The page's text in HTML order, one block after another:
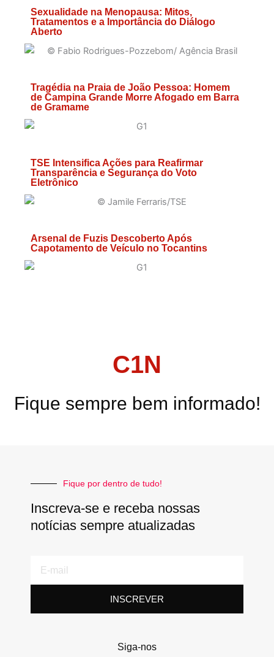
Sexualidade na Menopausa: Mitos,
Tratamentos e a Importância do Diálogo
Aberto
Tragédia na Praia de João Pessoa: Homem
de Campina Grande Morre Afogado em Barra
de Gramame
TSE Intensifica Ações para Reafirmar
Transparência e Segurança do Voto
Eletrônico
Arsenal de Fuzis Descoberto Após
Capotamento de Veículo no Tocantins
C1N
Fique sempre bem informado!
Fique por dentro de tudo!
Inscreva-se e receba nossas
notícias sempre atualizadas
INSCREVER
Siga-nos